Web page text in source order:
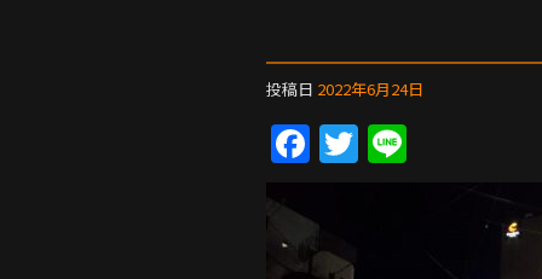
b
o
o
k
投稿日 2022年6月24日
F
a
c
e
T
w